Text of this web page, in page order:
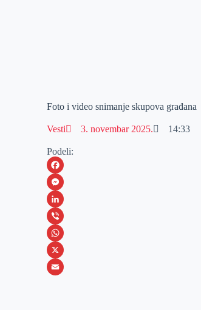
Foto i video snimanje skupova građana
Vesti 3. novembar 2025. 14:33
Podeli:
F
a
c
e
b
o
M
e
s
s
e
L
i
n
k
V
i
b
W
h
X